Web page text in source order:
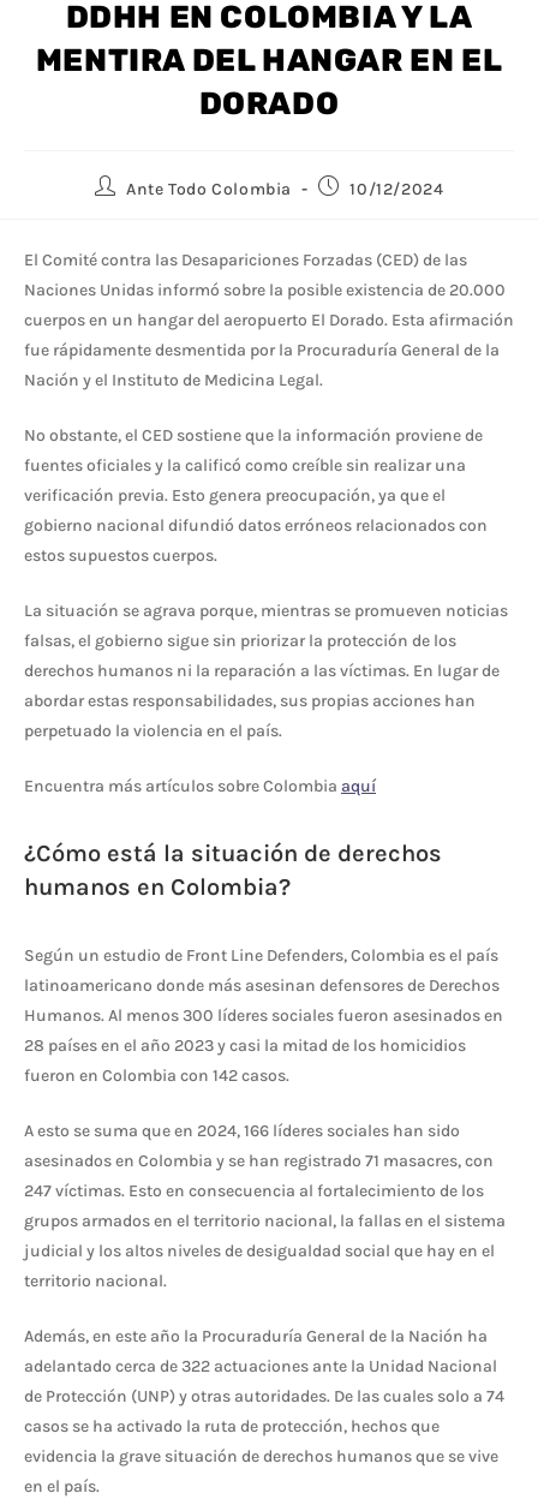
DDHH EN COLOMBIA Y LA
MENTIRA DEL HANGAR EN EL
DORADO
Ante Todo Colombia 10/12/2024
El Comité contra las Desapariciones Forzadas (CED) de las
Naciones Unidas informó sobre la posible existencia de 20.000
cuerpos en un hangar del aeropuerto El Dorado. Esta afirmación
fue rápidamente desmentida por la Procuraduría General de la
Nación y el Instituto de Medicina Legal.
No obstante, el CED sostiene que la información proviene de
fuentes oficiales y la calificó como creíble sin realizar una
verificación previa. Esto genera preocupación, ya que el
gobierno nacional difundió datos erróneos relacionados con
estos supuestos cuerpos.
La situación se agrava porque, mientras se promueven noticias
falsas, el gobierno sigue sin priorizar la protección de los
derechos humanos ni la reparación a las víctimas. En lugar de
abordar estas responsabilidades, sus propias acciones han
perpetuado la violencia en el país.
Encuentra más artículos sobre Colombia aquí
¿Cómo está la situación de derechos
humanos en Colombia?
Según un estudio de Front Line Defenders, Colombia es el país
latinoamericano donde más asesinan defensores de Derechos
Humanos. Al menos 300 líderes sociales fueron asesinados en
28 países en el año 2023 y casi la mitad de los homicidios
fueron en Colombia con 142 casos.
A esto se suma que en 2024, 166 líderes sociales han sido
asesinados en Colombia y se han registrado 71 masacres, con
247 víctimas. Esto en consecuencia al fortalecimiento de los
grupos armados en el territorio nacional, la fallas en el sistema
judicial y los altos niveles de desigualdad social que hay en el
territorio nacional.
Además, en este año la Procuraduría General de la Nación ha
adelantado cerca de 322 actuaciones ante la Unidad Nacional
de Protección (UNP) y otras autoridades. De las cuales solo a 74
casos se ha activado la ruta de protección, hechos que
evidencia la grave situación de derechos humanos que se vive
en el país.